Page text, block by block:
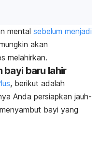
mental sebelum menjadi
akan
melahirkan.
bayi baru lahir
, berikut adalah
Anda persiapkan jauh-
bayi yang